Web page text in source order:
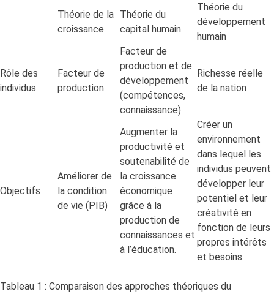
Théorie de la
croissance
Théorie du
capital humain
Théorie du
développement
humain
Rôle des
individus
Facteur de
production
Facteur de
production et de
développement
(compétences,
connaissance)
Richesse réelle
de la nation
Objectifs
Améliorer de
la condition
de vie (PIB)
Augmenter la
productivité et
soutenabilité de
la croissance
économique
grâce à la
production de
connaissances et
à l’éducation.
Créer un
environnement
dans lequel les
individus peuvent
développer leur
potentiel et leur
créativité en
fonction de leurs
propres intérêts
et besoins.
Tableau 1 : Comparaison des approches théoriques du